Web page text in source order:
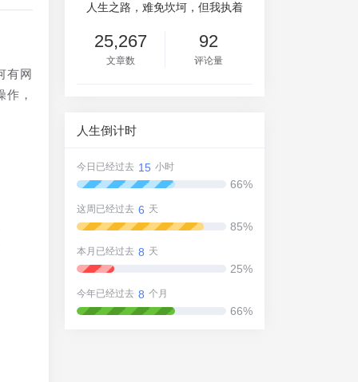
有网
，
人生之路，难免坎坷，但我执着
25,267
文章数
92
评论量
人生倒计时
今日已经过去 15 小时
66%
这周已经过去 6 天
85%
本月已经过去 8 天
25%
今年已经过去 8 个月
66%